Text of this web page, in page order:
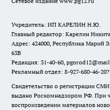
Учредитель: ИП КАРЕЛИН Н.Ю.
Главный редактор: Карелин
Адрес: 424000, Республика Марий
63В
Редакция: 31-40-60,
Рекламный отдел: 8-927-680-46-
Свидетельство о регистрации
выдано Роскомнадзором РФ. При
воспроизведении материалов